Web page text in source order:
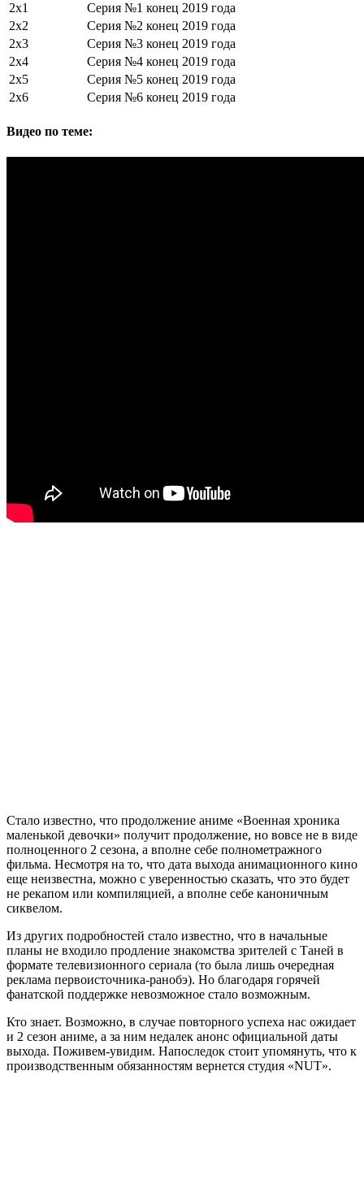
2х1
Серия №1 конец 2019 года
2х2
Серия №2 конец 2019 года
2х3
Серия №3 конец 2019 года
2х4
Серия №4 конец 2019 года
2х5
Серия №5 конец 2019 года
2х6
Серия №6 конец 2019 года
Видео по теме:
Стало известно, что продолжение аниме «Военная хроника
маленькой девочки» получит продолжение, но вовсе не в виде
полноценного 2 сезона, а вполне себе полнометражного
фильма. Несмотря на то, что дата выхода анимационного кино
еще неизвестна, можно с уверенностью сказать, что это будет
не рекапом или компиляцией, а вполне себе каноничным
сиквелом.
Из других подробностей стало известно, что в начальные
планы не входило продление знакомства зрителей с Таней в
формате телевизионного сериала (то была лишь очередная
реклама первоисточника-ранобэ). Но благодаря горячей
фанатской поддержке невозможное стало возможным.
Кто знает. Возможно, в случае повторного успеха нас ожидает
и 2 сезон аниме, а за ним недалек анонс официальной даты
выхода. Поживем-увидим. Напоследок стоит упомянуть, что к
производственным обязанностям вернется студия «NUT».